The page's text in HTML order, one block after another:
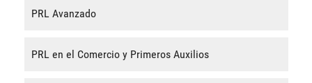
PRL Avanzado
PRL en el Comercio y Primeros Auxilios